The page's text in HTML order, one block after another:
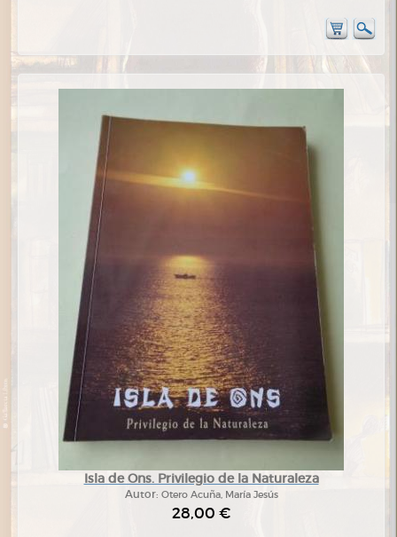
Isla de Ons. Privilegio de la Naturaleza
Autor: Otero Acuña, María Jesús
28,00 €